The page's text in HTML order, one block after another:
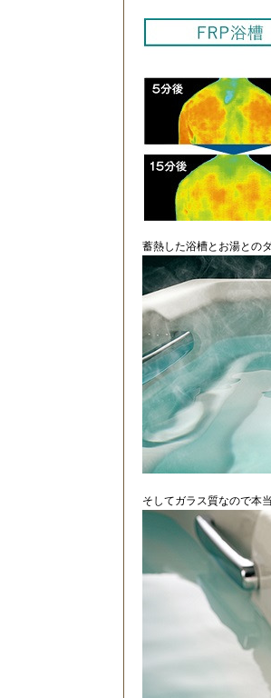
蓄熱した浴槽とお湯との
そしてガラス質なので本